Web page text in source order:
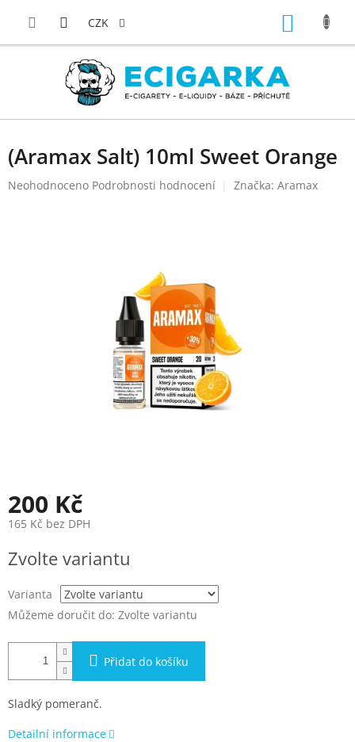
CZK
(Aramax Salt) 10ml Sweet Orange
Průměrné
Neohodnoceno Podrobnosti hodnocení Značka: Aramax
200 Kč
165 Kč bez DPH
cena:
Zvolte variantu
Varianta
Můžeme doručit do: Zvolte variantu
Přidat do košíku
Sladký pomeranč.
Detailní informace